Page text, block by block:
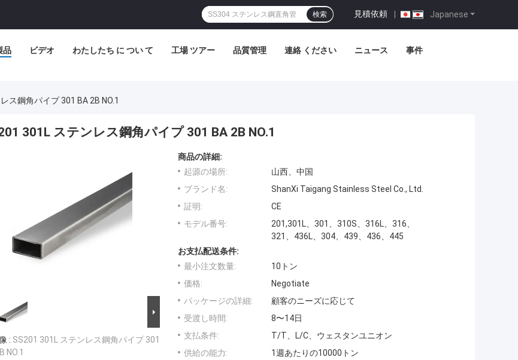
Japanese
見積依頼 |
検索
品 ビデオ わたしたち に つい て 工場 ツアー 品質管理 連絡 ください ニュース 事件
ス鋼角パイプ 301 BA 2B NO.1
301L ステンレス鋼角パイプ 301 BA 2B NO.1
: SS201 301L ステンレス鋼角パイプ 301
NO.1
商品の詳細:
起源の場所:
山西、中国
ブランド名:
ShanXi Taigang Stainless Steel Co., Ltd.
証明:
CE
モデル番号:
201,301L、301、310S、316L、316、
321、436L、304、439、436、445
お支払配送条件:
最小注文数量:
10トン
価格:
Negotiate
パッケージの詳細:
顧客のニーズに応じて
受渡し時間:
8〜14日
支払条件:
T/T、L/C、ウェスタンユニオン
供給の能力:
1週あたりの10000トン